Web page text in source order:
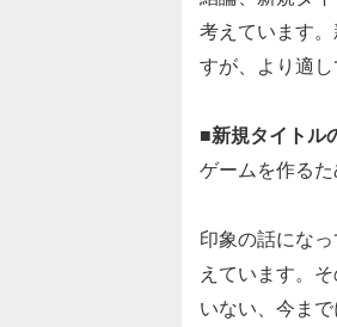
考えています
すが、より適
■新規タイトル
ゲームを作る
印象の話にな
えています。
いない、今ま